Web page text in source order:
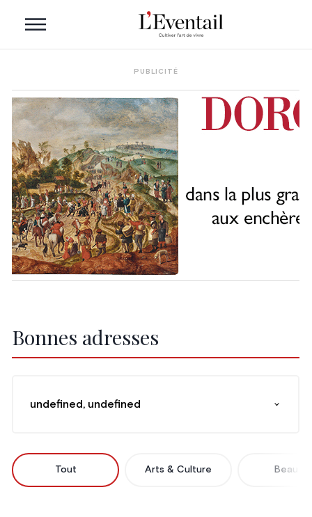
PUBLICITÉ
Bonnes adresses
undefined, undefined
Tout Arts & Culture Beauté